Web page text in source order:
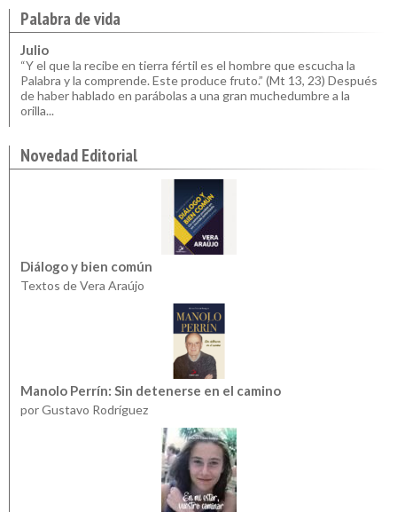
Palabra de vida
Julio
“Y el que la recibe en tierra fértil es el hombre que escucha la
Palabra y la comprende. Este produce fruto.” (Mt 13, 23) Después
de haber hablado en parábolas a una gran muchedumbre a la
orilla...
Novedad Editorial
Diálogo y bien común
Textos de Vera Araújo
Manolo Perrín: Sin detenerse en el camino
por Gustavo Rodríguez